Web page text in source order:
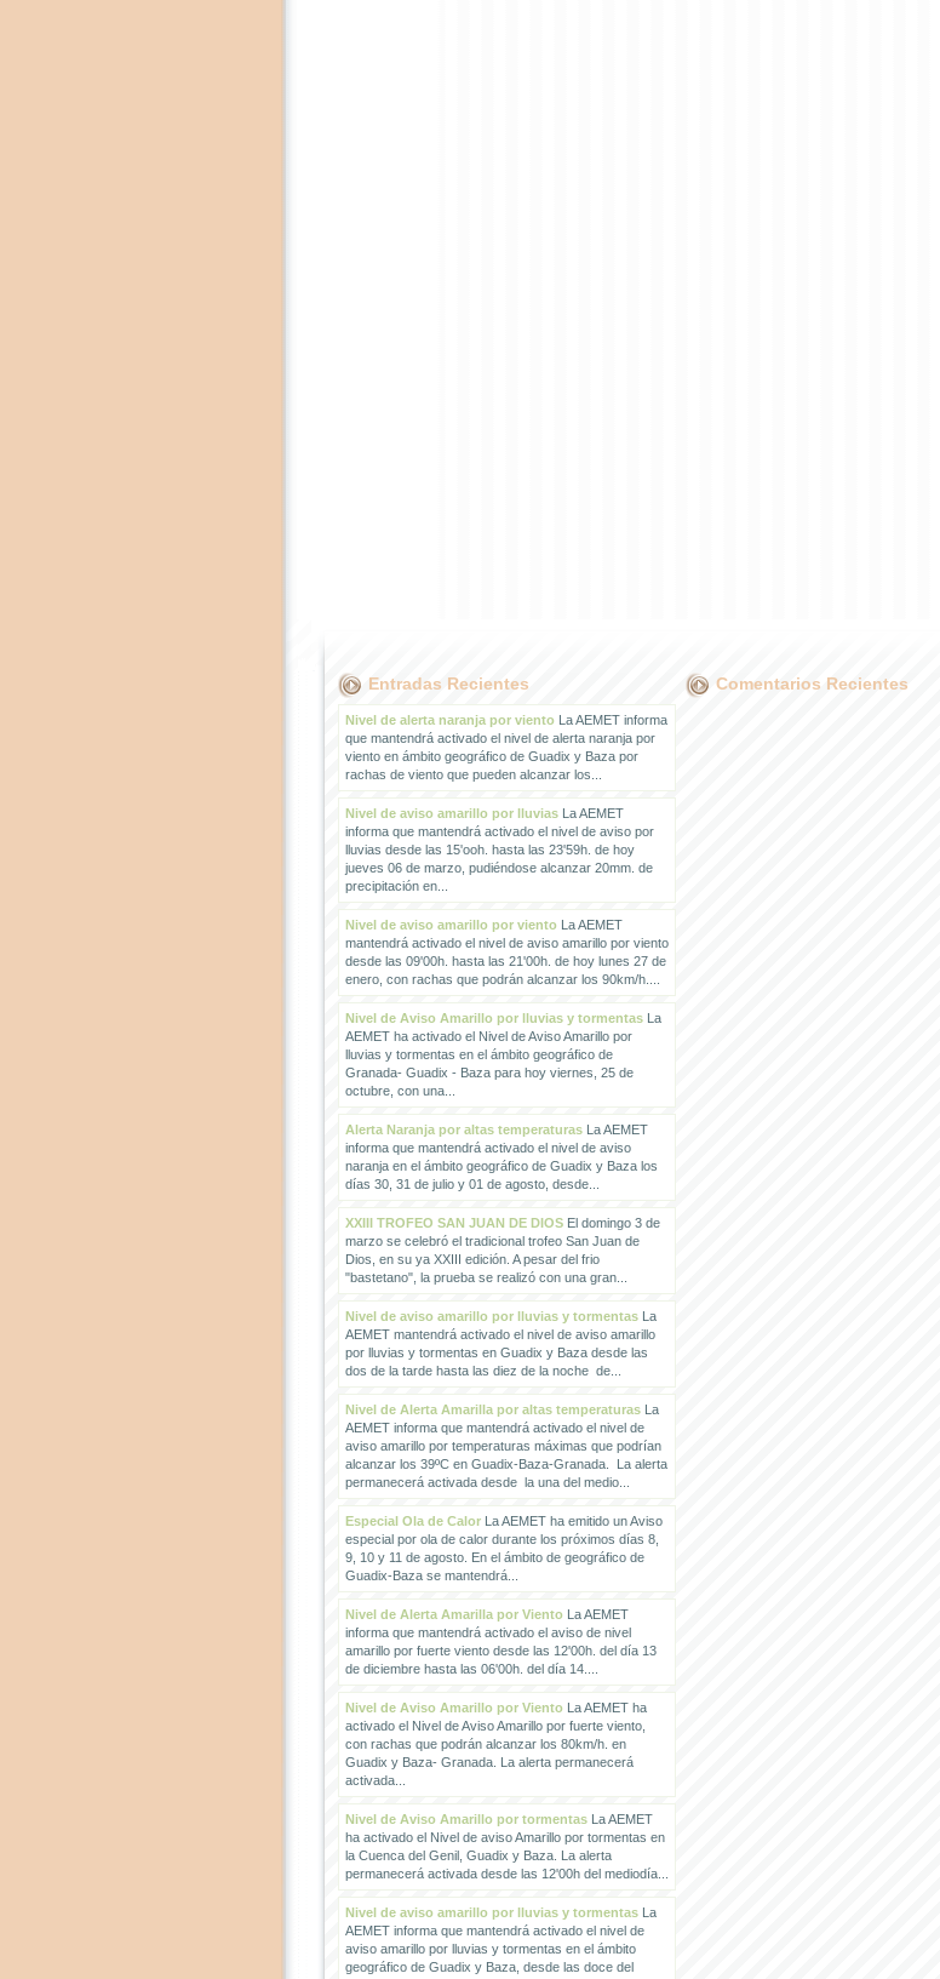
Entradas Recientes
Nivel de alerta naranja por vientoLa AEMET informa
que mantendrá activado el nivel de alerta naranja por
viento en ámbito geográfico de Guadix y Baza por
rachas de viento que pueden alcanzar los...
Nivel de aviso amarillo por lluviasLa AEMET
informa que mantendrá activado el nivel de aviso por
lluvias desde las 15'ooh. hasta las 23'59h. de hoy
jueves 06 de marzo, pudiéndose alcanzar 20mm. de
precipitación en...
Nivel de aviso amarillo por vientoLa AEMET
mantendrá activado el nivel de aviso amarillo por viento
desde las 09'00h. hasta las 21'00h. de hoy lunes 27 de
enero, con rachas que podrán alcanzar los 90km/h....
Nivel de Aviso Amarillo por lluvias y tormentasLa
AEMET ha activado el Nivel de Aviso Amarillo por
lluvias y tormentas en el ámbito geográfico de
Granada- Guadix - Baza para hoy viernes, 25 de
octubre, con una...
Alerta Naranja por altas temperaturasLa AEMET
informa que mantendrá activado el nivel de aviso
naranja en el ámbito geográfico de Guadix y Baza los
días 30, 31 de julio y 01 de agosto, desde...
XXIII TROFEO SAN JUAN DE DIOSEl domingo 3 de
marzo se celebró el tradicional trofeo San Juan de
Dios, en su ya XXIII edición. A pesar del frio
"bastetano", la prueba se realizó con una gran...
Nivel de aviso amarillo por lluvias y tormentasLa
AEMET mantendrá activado el nivel de aviso amarillo
por lluvias y tormentas en Guadix y Baza desde las
dos de la tarde hasta las diez de la noche de...
Nivel de Alerta Amarilla por altas temperaturasLa
AEMET informa que mantendrá activado el nivel de
aviso amarillo por temperaturas máximas que podrían
alcanzar los 39ºC en Guadix-Baza-Granada. La alerta
permanecerá activada desde la una del medio...
Especial Ola de CalorLa AEMET ha emitido un Aviso
especial por ola de calor durante los próximos días 8,
9, 10 y 11 de agosto. En el ámbito de geográfico de
Guadix-Baza se mantendrá...
Nivel de Alerta Amarilla por VientoLa AEMET
informa que mantendrá activado el aviso de nivel
amarillo por fuerte viento desde las 12'00h. del día 13
de diciembre hasta las 06'00h. del día 14....
Nivel de Aviso Amarillo por VientoLa AEMET ha
activado el Nivel de Aviso Amarillo por fuerte viento,
con rachas que podrán alcanzar los 80km/h. en
Guadix y Baza- Granada. La alerta permanecerá
activada...
Nivel de Aviso Amarillo por tormentasLa AEMET
ha activado el Nivel de aviso Amarillo por tormentas en
la Cuenca del Genil, Guadix y Baza. La alerta
permanecerá activada desde las 12'00h del mediodía...
Nivel de aviso amarillo por lluvias y tormentasLa
AEMET informa que mantendrá activado el nivel de
aviso amarillo por lluvias y tormentas en el ámbito
geográfico de Guadix y Baza, desde las doce del
Comentarios Recientes